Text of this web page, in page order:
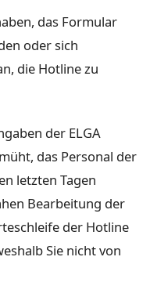
das Formular
oder sich
die Hotline zu
der ELGA
das Personal der
letzten Tagen
Bearbeitung der
der Hotline
Sie nicht von